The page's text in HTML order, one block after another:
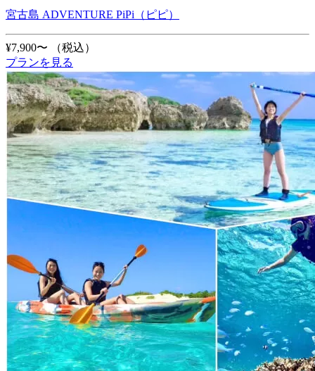
宮古島 ADVENTURE PiPi（ピピ）
¥7,900〜
（税込）
プランを見る